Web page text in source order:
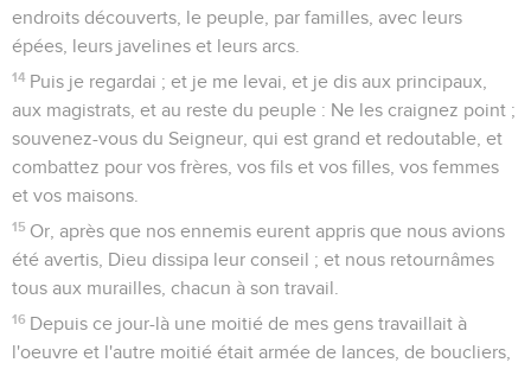
endroits découverts, le peuple, par familles, avec leurs
épées, leurs javelines et leurs arcs.
14 Puis je regardai ; et je me levai, et je dis aux principaux,
aux magistrats, et au reste du peuple : Ne les craignez point ;
souvenez-vous du Seigneur, qui est grand et redoutable, et
combattez pour vos frères, vos fils et vos filles, vos femmes
et vos maisons.
15 Or, après que nos ennemis eurent appris que nous avions
été avertis, Dieu dissipa leur conseil ; et nous retournâmes
tous aux murailles, chacun à son travail.
16 Depuis ce jour-là une moitié de mes gens travaillait à
l'oeuvre et l'autre moitié était armée de lances, de boucliers,